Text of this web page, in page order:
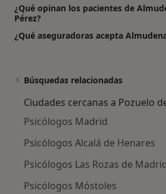
¿Qué opinan los pacientes de
Pérez?
¿Qué aseguradoras acepta
Búsquedas relacionadas
Ciudades cercanas a Pozuelo
Psicólogos Madrid
Psicólogos Alcalá de Henares
Psicólogos Las Rozas de
Psicólogos Móstoles